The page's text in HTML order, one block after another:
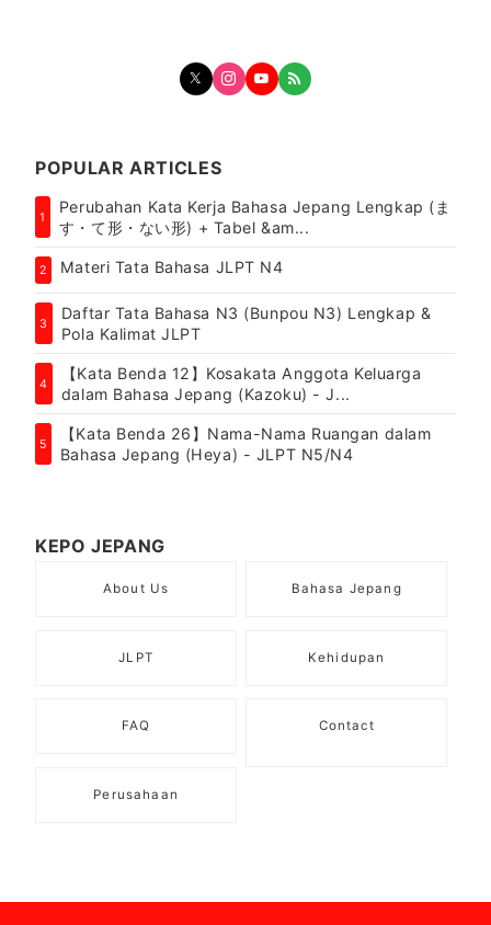
POPULAR ARTICLES
1
Perubahan Kata Kerja Bahasa Jepang Lengkap (ま
す・て形・ない形) + Tabel &am...
2 Materi Tata Bahasa JLPT N4
3
Daftar Tata Bahasa N3 (Bunpou N3) Lengkap &
Pola Kalimat JLPT
4
【Kata Benda 12】Kosakata Anggota Keluarga
dalam Bahasa Jepang (Kazoku) - J...
5
【Kata Benda 26】Nama-Nama Ruangan dalam
Bahasa Jepang (Heya) - JLPT N5/N4
KEPO JEPANG
About Us Bahasa Jepang
JLPT Kehidupan
FAQ Contact
Perusahaan